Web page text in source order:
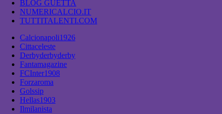
BLOG GUETTA
NUMERICALCIO.IT
TUTTITALENTI.COM
Calcionapoli1926
Cittaceleste
Derbyderbyderby
Fantamagazine
FCInter1908
Forzaroma
Golssip
Hellas1903
Ilmilanista